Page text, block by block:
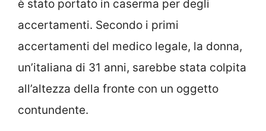
è stato portato in caserma per degli
accertamenti. Secondo i primi
accertamenti del medico legale, la donna,
un’italiana di 31 anni, sarebbe stata colpita
all’altezza della fronte con un oggetto
contundente.